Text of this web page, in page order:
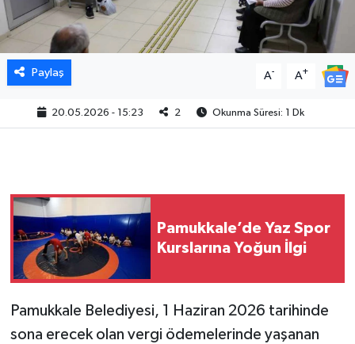
Paylaş A- A+
20.05.2026 - 15:23 2 Okunma Süresi: 1 Dk
Pamukkale’de Yaz Spor
Kurslarına Yoğun İlgi
Pamukkale Belediyesi, 1 Haziran 2026 tarihinde
sona erecek olan vergi ödemelerinde yaşanan